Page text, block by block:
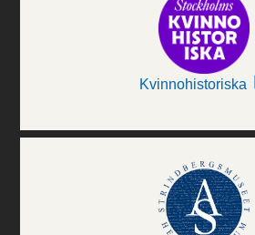
Kvinnohistoriska